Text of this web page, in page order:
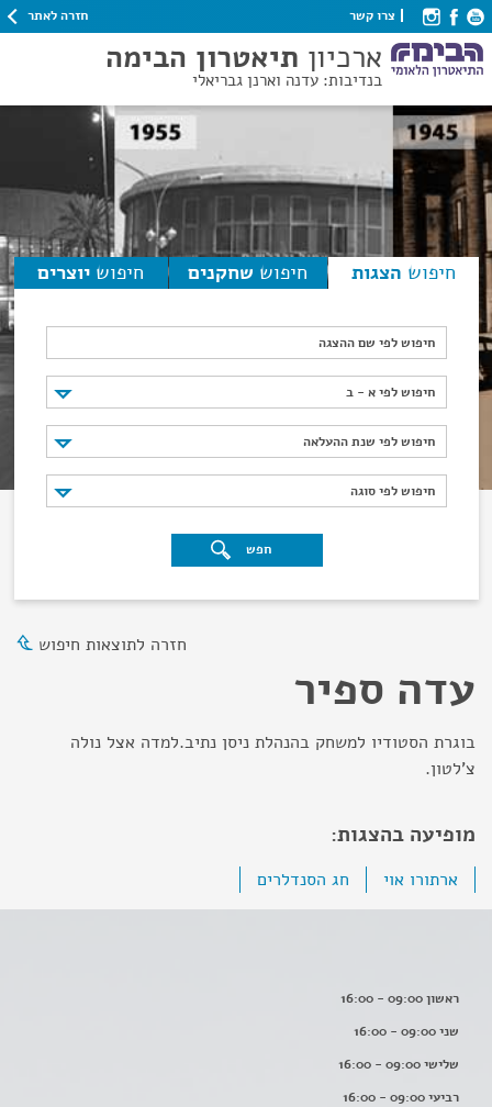
צרו קשר חזרה לאתר
ארכיון תיאטרון הבימה
בנדיבות: עדנה וארנן גבריאלי
חיפוש הצגות חיפוש שחקנים חיפוש יוצרים
חיפוש לפי שם ההצגה
חיפוש לפי א - ב
חיפוש לפי א - ב
חיפוש לפי שנת ההעלאה
חיפוש לפי שנת ההעלאה
חיפוש לפי סוגה
חיפוש לפי סוגה
חפש
חזרה לתוצאות חיפוש
עדה ספיר
בוגרת הסטודיו למשחק בהנהלת ניסן נתיב.למדה אצל נולה
צ'לטון.
מופיעה בהצגות:
ארתורו אוי חג הסנדלרים
ראשון 09:00 - 16:00
שני 09:00 - 16:00
שלישי 09:00 - 16:00
רביעי 09:00 - 16:00